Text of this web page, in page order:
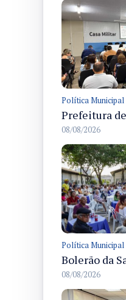
Política Municipal
08/08/2026
Política Municipal
08/08/2026